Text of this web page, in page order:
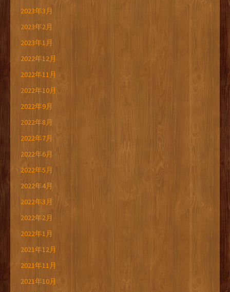
2023年3月
2023年2月
2023年1月
2022年12月
2022年11月
2022年10月
2022年9月
2022年8月
2022年7月
2022年6月
2022年5月
2022年4月
2022年3月
2022年2月
2022年1月
2021年12月
2021年11月
2021年10月